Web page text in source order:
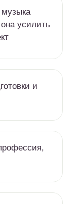
музыка
усилить
и